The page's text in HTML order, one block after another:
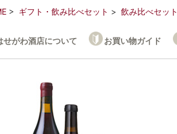
ギフト・飲み比べセット 飲み比べセット
せがわ酒店について お買い物ガイド